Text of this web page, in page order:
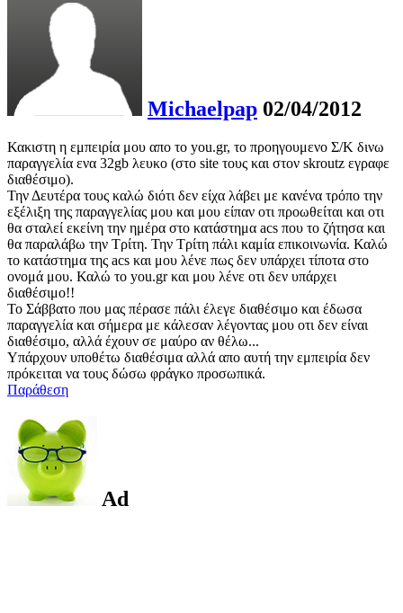
Michaelpap 02/04/2012
Κακιστη η εμπειρία μου απο το you.gr, το προηγουμενο Σ/Κ δινω
παραγγελία ενα 32gb λευκο (στο site τους και στον skroutz εγραφε
διαθέσιμο).
Την Δευτέρα τους καλώ διότι δεν είχα λάβει με κανένα τρόπο την
εξέλιξη της παραγγελίας μου και μου είπαν οτι προωθείται και οτι
θα σταλεί εκείνη την ημέρα στο κατάστημα acs που το ζήτησα και
θα παραλάβω την Τρίτη. Την Τρίτη πάλι καμία επικοινωνία. Καλώ
τo κατάστημα της acs και μου λένε πως δεν υπάρχει τίποτα στο
ονομά μου. Καλώ το you.gr και μου λένε οτι δεν υπάρχει
διαθέσιμο!!
Το Σάββατο που μας πέρασε πάλι έλεγε διαθέσιμο και έδωσα
παραγγελία και σήμερα με κάλεσαν λέγοντας μου οτι δεν είναι
διαθέσιμο, αλλά έχουν σε μαύρο αν θέλω...
Υπάρχουν υποθέτω διαθέσιμα αλλά απο αυτή την εμπειρία δεν
πρόκειται να τους δώσω φράγκο προσωπικά.
Παράθεση
Ad